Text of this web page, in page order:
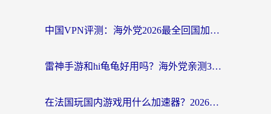
中国VPN评测：海外党2026最全回国加速器选择指南，告别地区限制不踩坑
雷神手游和hi龟龟好用吗？海外党亲测3款回国加速器，教你选对国外到国内加速器
在法国玩国内游戏用什么加速器？2026实测解决延迟卡顿的实用指南